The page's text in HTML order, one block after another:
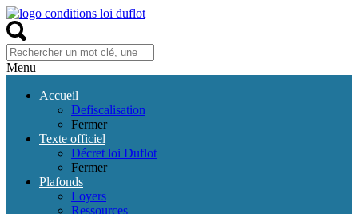
Menu
Accueil
Defiscalisation
Fermer
Texte officiel
Décret loi Duflot
Fermer
Plafonds
Loyers
Ressources